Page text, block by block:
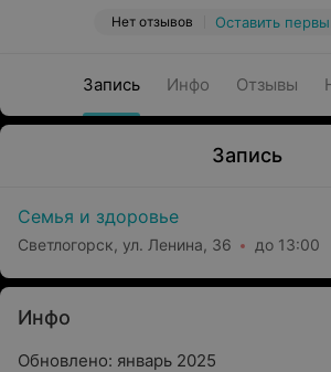
Нет отзывов Оставить
Запись Инфо Отзывы
Запись
Семья и здоровье
Светлогорск, ул. Ленина, 36 до 13:00
Инфо
Обновлено: январь 2025